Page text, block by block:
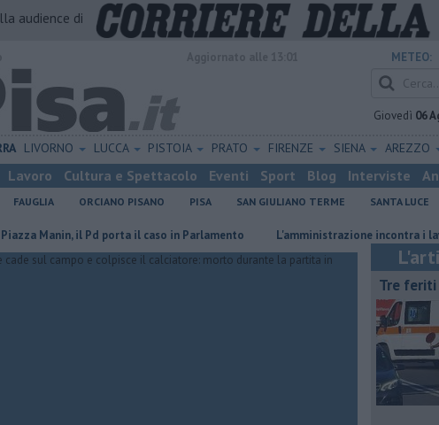
audience di
METEO:
Giovedì 06
LIVORNO LUCCA PISTOIA PRATO FIRENZE SIENA AREZZO
Lavoro Cultura e Spettacolo Eventi Sport Blog Interviste
FAUGLIA ORCIANO PISANO PISA SAN GIULIANO TERME SANTA LUCE
il Pd porta il caso in Parlamento L'amministrazione incontra i lavoratori
Tre